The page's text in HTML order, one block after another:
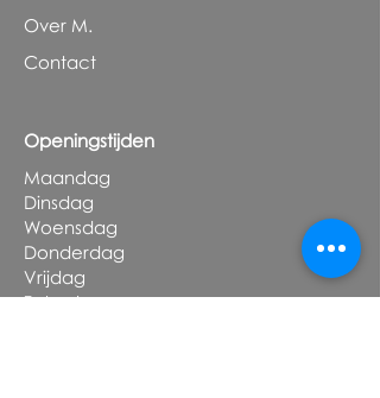
Over M.
Contact
Openingstijden
Maandag
Dinsdag
Woensdag
Donderdag
Vrijdag
Zaterdag